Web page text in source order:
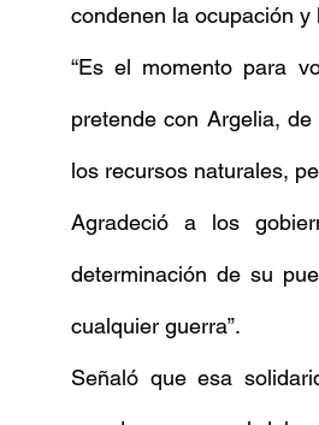
condenen la ocupación
“Es el momento para
pretende con Argelia,
los recursos naturales,
Agradeció a los
determinación de su
cualquier guerra”.
Señaló que esa